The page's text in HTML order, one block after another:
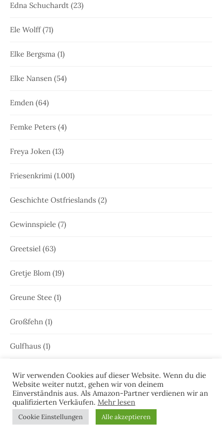
Edna Schuchardt (23)
Ele Wolff(71)
Elke Bergsma (1)
Elke Nansen (54)
Emden (64)
Femke Peters (4)
Freya Joken (13)
Friesenkrimi (1.001)
Geschichte Ostfrieslands (2)
Gewinnspiele (7)
Greetsiel (63)
Gretje Blom (19)
Greune Stee (1)
Großfehn (1)
Gulfhaus (1)
Hammrich (1)
Hans-Rainer Riekers (8)
Harlesiel (9)
Wir verwenden Cookies auf dieser Website. Wenn du die
Website weiter nutzt, gehen wir von deinem
Einverständnis aus. Als Amazon-Partner verdienen wir an
qualifizierten Verkäufen. Mehr lesen
Cookie Einstellungen Alle akzeptieren